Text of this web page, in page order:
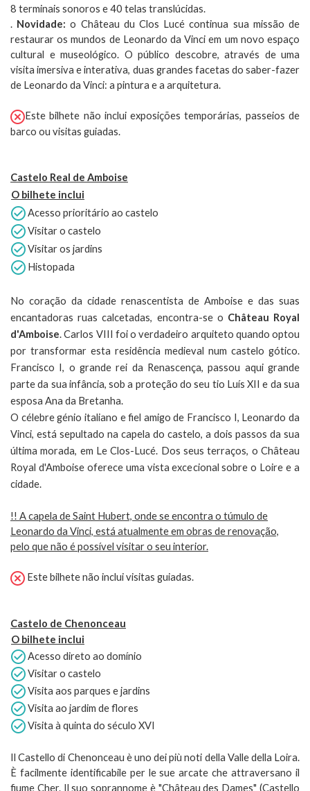
8 terminais sonoros e 40 telas translúcidas.
. Novidade: o Château du Clos Lucé continua sua missão de
restaurar os mundos de Leonardo da Vinci em um novo espaço
cultural e museológico. O público descobre, através de uma
visita imersiva e interativa, duas grandes facetas do saber-fazer
de Leonardo da Vinci: a pintura e a arquitetura.
Este bilhete não inclui exposições temporárias, passeios de
barco ou visitas guiadas.
Castelo Real de Amboise
O bilhete inclui
Acesso prioritário ao castelo
Visitar o castelo
Visitar os jardins
Histopada
No coração da cidade renascentista de Amboise e das suas
encantadoras ruas calcetadas, encontra-se o Château Royal
d'Amboise. Carlos VIII foi o verdadeiro arquiteto quando optou
por transformar esta residência medieval num castelo gótico.
Francisco I, o grande rei da Renascença, passou aqui grande
parte da sua infância, sob a proteção do seu tio Luís XII e da sua
esposa Ana da Bretanha.
O célebre génio italiano e fiel amigo de Francisco I, Leonardo da
Vinci, está sepultado na capela do castelo, a dois passos da sua
última morada, em Le Clos-Lucé. Dos seus terraços, o Château
Royal d'Amboise oferece uma vista excecional sobre o Loire e a
cidade.
!! A capela de Saint Hubert, onde se encontra o túmulo de
Leonardo da Vinci, está atualmente em obras de renovação,
pelo que não é possível visitar o seu interior.
Este bilhete não inclui visitas guiadas.
Castelo de Chenonceau
O bilhete inclui
Acesso direto ao domínio
Visitar o castelo
Visita aos parques e jardins
Visita ao jardim de flores
Visita à quinta do século XVI
Il Castello di Chenonceau è uno dei più noti della Valle della Loira.
È facilmente identificabile per le sue arcate che attraversano il
fiume Cher. Il suo soprannome è "Château des Dames" (Castello